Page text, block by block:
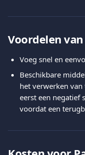
Voordelen
Voeg snel en
Beschikbare
het verwerken
eerst een negatief
voordat een